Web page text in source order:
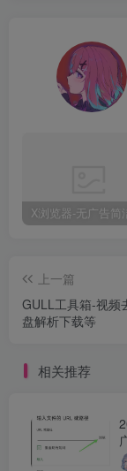
上一篇
GULL工具箱-视频
盘解析下载等
相关推荐